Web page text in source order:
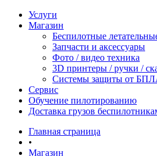
Услуги
Магазин
Беспилотные
Запчасти и аксессуары
Фото / видео техника
3D принтеры / ручки /
Системы защиты от
Сервис
Обучение пилотированию
Доставка грузов
Главная страница
•
Магазин